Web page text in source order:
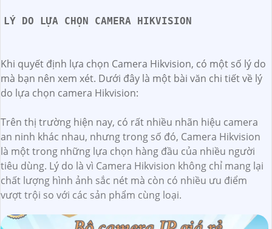
LÝ DO LỰA CHỌN CAMERA HIKVISION
Khi quyết định lựa chọn Camera Hikvision, có một số lý do
mà bạn nên xem xét. Dưới đây là một bài văn chi tiết về lý
do lựa chọn camera Hikvision:
Trên thị trường hiện nay, có rất nhiều nhãn hiệu camera
an ninh khác nhau, nhưng trong số đó, Camera Hikvision
là một trong những lựa chọn hàng đầu của nhiều người
tiêu dùng. Lý do là vì Camera Hikvision không chỉ mang lại
chất lượng hình ảnh sắc nét mà còn có nhiều ưu điểm
vượt trội so với các sản phẩm cùng loại.